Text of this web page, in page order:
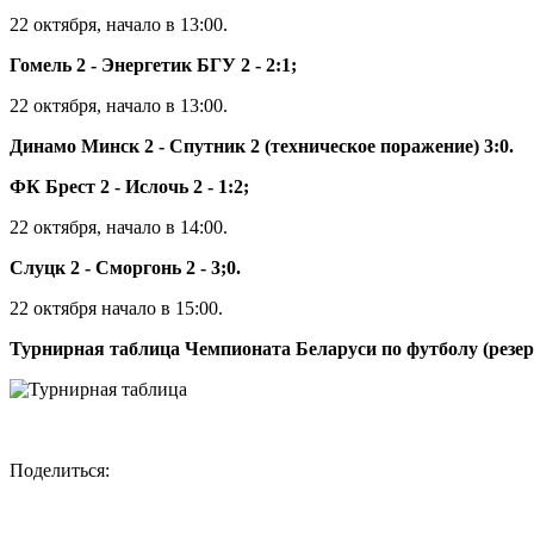
22 октября, начало в 13:00.
Гомель 2 - Энергетик БГУ 2 - 2:1;
22 октября, начало в 13:00.
Динамо Минск 2 - Спутник 2 (техническое поражение) 3:0.
ФК Брест 2 - Ислочь 2 - 1:2;
22 октября, начало в 14:00.
Слуцк 2 - Сморгонь 2 - 3;0.
22 октября начало в 15:00.
Турнирная таблица Чемпионата Беларуси по футболу
Поделиться: